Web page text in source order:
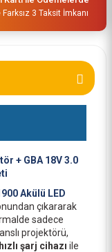
3 Taksit İmkanı
+ GBA 18V 3.0
Akülü LED
çıkararak
sadece
projektörü,
şarj cihazı ile